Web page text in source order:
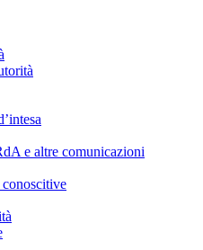
e altre comunicazioni